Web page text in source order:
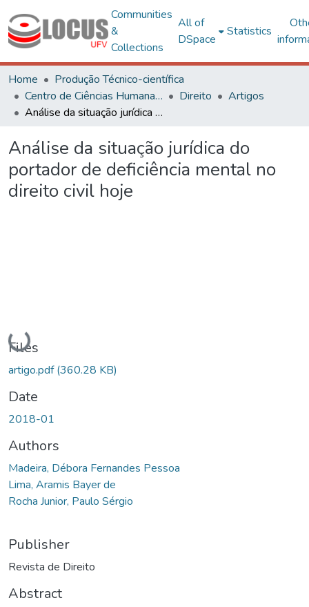
Communities
&
Collections
All of
DSpace
Statistics
Home
Produção Técnico-científica
Centro de Ciências Humanas, Letras e Artes
Direito
Artigos
Análise da situação jurídica do portador de deficiência mental no direito civil hoje
Análise da situação jurídica do
portador de deficiência mental no
direito civil hoje
Loading...
Files
artigo.pdf(360.28 KB)
Date
2018-01
Authors
Madeira, Débora Fernandes Pessoa
Lima, Aramis Bayer de
Rocha Junior, Paulo Sérgio
Publisher
Revista de Direito
Abstract